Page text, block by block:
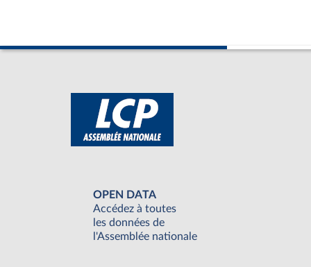
OPEN DATA
Accédez à toutes
les données de
l'Assemblée nationale